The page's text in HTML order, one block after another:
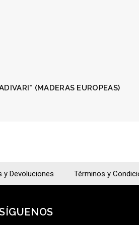
(MADERAS EUROPEAS)
y Devoluciones Términos y